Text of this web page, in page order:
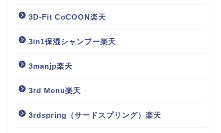
3D-Fit CoCOON楽天
3in1保湿シャンプー楽天
3manjp楽天
3rd Menu楽天
3rdspring（サードスプリング）楽天